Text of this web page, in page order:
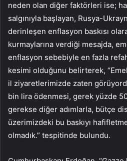
neden olan diğer faktörleri ise;
salgınıyla başlayan, Rusya-
derinleşen enflasyon baskısı
kurmaylarına verdiği mesajda,
enflasyon sebebiyle en fazla
kesimi olduğunu belirterek,
il ziyaretlerimizde zaten
bin lira ödenmesi, gerek yüzde
gerekse diğer adımlarla, bütçe
üzerimizdeki bu baskıyı
olmadık.” tespitinde bulundu.